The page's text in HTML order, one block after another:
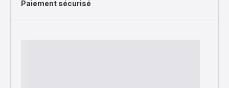
Paiement sécurisé